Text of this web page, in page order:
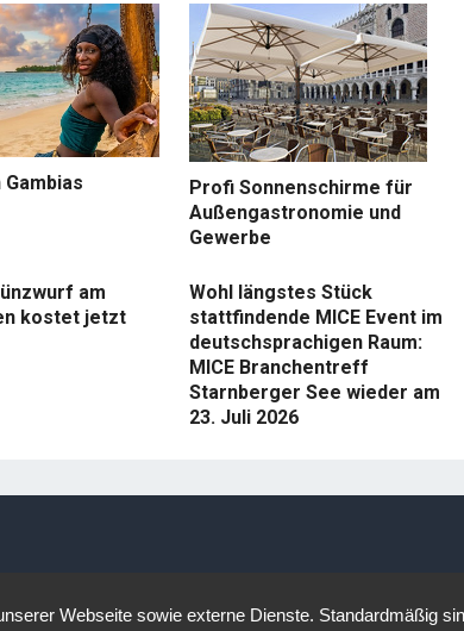
Profi Sonnenschirme für
Außengastronomie und
Gewerbe
am
kostet jetzt
Wohl längstes Stück
stattfindende MICE Event im
deutschsprachigen Raum:
MICE Branchentreff
Starnberger See wieder am
23. Juli 2026
Webseite sowie externe Dienste. Standardmäßig